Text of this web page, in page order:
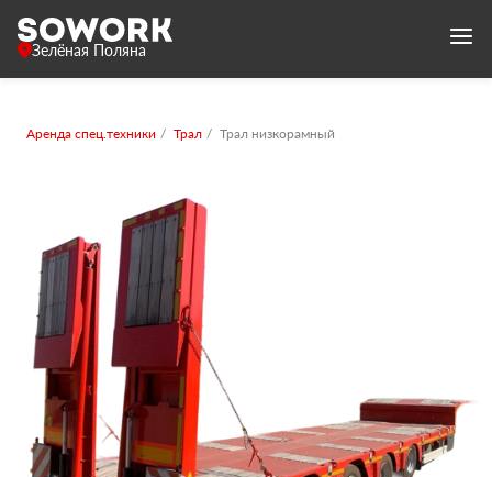
Зелёная Поляна
Аренда спец.техники Трал Трал низкорамный